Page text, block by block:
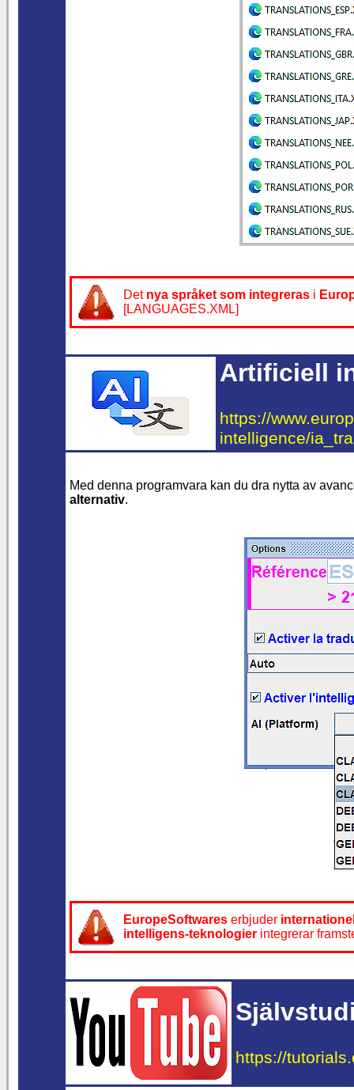
Det nya språket som integreras i
[LANGUAGES.XML]
Artificiell
https://
intelligence/
Med denna programvara kan du dra nytta av
alternativ.
EuropeSoftwares erbjuder
intelligens-teknologier integrerar
https://